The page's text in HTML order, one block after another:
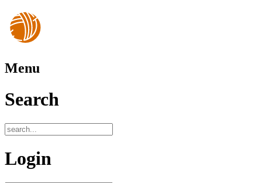
Menu
Search
Login